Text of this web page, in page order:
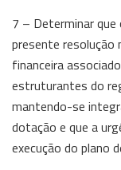
7 – Determinar
presente resolução
financeira
estruturantes do
mantendo-se
dotação e que a
execução do plano